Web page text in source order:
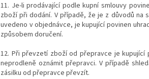
11. Je-li prodávající podle kupní smlouvy
zboží při dodání. V případě, že je z důvodů na
uvedeno v objednávce, je kupující povinen
způsobem doručení.
12. Při převzetí zboží od přepravce je
neprodleně oznámit přepravci. V případě
zásilku od přepravce převzít.